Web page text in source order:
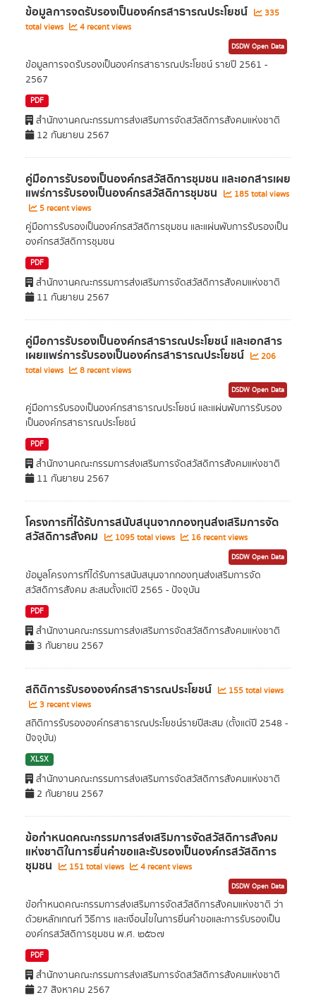
ข้อมูลการจดรับรองเป็นองค์กรสาธารณประโยชน์
335
total views
4 recent views
DSDW Open Data
ข้อมูลการจดรับรองเป็นองค์กรสาธารณประโยชน์ รายปี 2561 -
2567
PDF
สำนักงานคณะกรรมการส่งเสริมการจัดสวัสดิการสังคมแห่งชาติ
12 กันยายน 2567
คู่มือการรับรองเป็นองค์กรสวัสดิการชุมชน และเอกสารเผย
แพร่การรับรองเป็นองค์กรสวัสดิการชุมชน
185 total views
5 recent views
คู่มือการรับรองเป็นองค์กรสวัสดิการชุมชน และแผ่นพับการรับรองเป็น
องค์กรสวัสดิการชุมชน
PDF
สำนักงานคณะกรรมการส่งเสริมการจัดสวัสดิการสังคมแห่งชาติ
11 กันยายน 2567
คู่มือการรับรองเป็นองค์กรสาธารณประโยชน์ และเอกสาร
เผยแพร่การรับรองเป็นองค์กรสาธารณประโยชน์
206
total views
8 recent views
DSDW Open Data
คู่มือการรับรองเป็นองค์กรสาธารณประโยชน์ และแผ่นพับการรับรอง
เป็นองค์กรสาธารณประโยชน์
PDF
สำนักงานคณะกรรมการส่งเสริมการจัดสวัสดิการสังคมแห่งชาติ
11 กันยายน 2567
โครงการที่ได้รับการสนับสนุนจากกองทุนส่งเสริมการจัด
สวัสดิการสังคม 1095 total views 16 recent views
DSDW Open Data
ข้อมูลโครงการที่ได้รับการสนับสนุนจากกองทุนส่งเสริมการจัด
สวัสดิการสังคม สะสมตั้งแต่ปี 2565 - ปัจจุบัน
PDF
สำนักงานคณะกรรมการส่งเสริมการจัดสวัสดิการสังคมแห่งชาติ
3 กันยายน 2567
สถิติการรับรององค์กรสาธารณประโยชน์
155 total views
3 recent views
สถิติการรับรององค์กรสาธารณประโยชน์รายปีสะสม (ตั้งแต่ปี 2548 -
ปัจจุบัน)
XLSX
สำนักงานคณะกรรมการส่งเสริมการจัดสวัสดิการสังคมแห่งชาติ
2 กันยายน 2567
ข้อกำหนดคณะกรรมการส่งเสริมการจัดสวัสดิการสังคม
แห่งชาติในการยื่นคำขอและรับรองเป็นองค์กรสวัสดิการ
ชุมชน 151 total views 4 recent views
DSDW Open Data
ข้อกำหนดคณะกรรมการส่งเสริมการจัดสวัสดิการสังคมแห่งชาติ ว่า
ด้วยหลักเกณฑ์ วิธีการ และเงื่อนไขในการยื่นคำขอและการรับรองเป็น
องค์กรสวัสดิการชุมชน พ.ศ. ๒๕๖๗
PDF
สำนักงานคณะกรรมการส่งเสริมการจัดสวัสดิการสังคมแห่งชาติ
27 สิงหาคม 2567